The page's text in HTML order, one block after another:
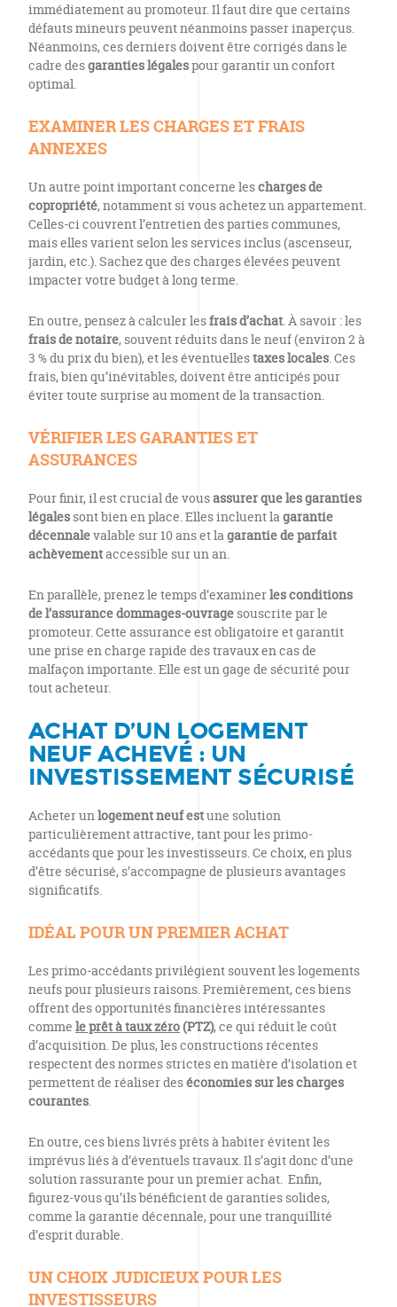
immédiatement au promoteur. Il faut dire que certains
défauts mineurs peuvent néanmoins passer inaperçus.
Néanmoins, ces derniers doivent être corrigés dans le
cadre desgaranties légalespour garantir un confort
optimal.
EXAMINER LES CHARGES ET FRAIS
ANNEXES
Un autre point important concerne lescharges de
copropriété, notamment si vous achetez un appartement.
Celles-ci couvrent l’entretien des parties communes,
mais elles varient selon les services inclus (ascenseur,
jardin, etc.). Sachez que des charges élevées peuvent
impacter votre budget à long terme.
En outre, pensez à calculer lesfrais d’achat. À savoir : les
frais de notaire, souvent réduits dans le neuf (environ 2 à
3 % du prix du bien), et les éventuellestaxes locales. Ces
frais, bien qu’inévitables, doivent être anticipés pour
éviter toute surprise au moment de la transaction.
VÉRIFIER LES GARANTIES ET
ASSURANCES
Pour finir, il est crucial de vousassurer que les garanties
légales sont bien en place. Elles incluent lagarantie
décennalevalable sur 10 ans et lagarantie de parfait
achèvementaccessible sur un an.
En parallèle, prenez le temps d’examinerles conditions
de l’assurance dommages-ouvrage souscrite par le
promoteur. Cette assurance est obligatoire et garantit
une prise en charge rapide des travaux en cas de
malfaçon importante. Elle est un gage de sécurité pour
tout acheteur.
ACHAT D’UN LOGEMENT
NEUF ACHEVÉ : UN
INVESTISSEMENT SÉCURISÉ
Acheter unlogement neuf estune solution
particulièrement attractive, tant pour les primo-
accédants que pour les investisseurs. Ce choix, en plus
d’être sécurisé, s’accompagne de plusieurs avantages
significatifs.
IDÉAL POUR UN PREMIER ACHAT
Les primo-accédants privilégient souvent les logements
neufs pour plusieurs raisons. Premièrement, ces biens
offrent des opportunités financières intéressantes
comme le prêt à taux zéro(PTZ), ce qui réduit le coût
d’acquisition. De plus, les constructions récentes
respectent des normes strictes en matière d’isolation et
permettent de réaliser deséconomies sur les charges
courantes.
En outre, ces biens livrés prêts à habiter évitent les
imprévus liés à d’éventuels travaux. Il s’agit donc d’une
solution rassurante pour un premier achat. Enfin,
figurez-vous qu’ils bénéficient de garanties solides,
comme la garantie décennale, pour une tranquillité
d’esprit durable.
UN CHOIX JUDICIEUX POUR LES
INVESTISSEURS